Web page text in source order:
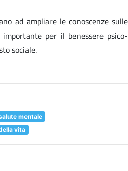
ad ampliare le conoscenze sulle
per il benessere psico-
sociale.
mentale
vita